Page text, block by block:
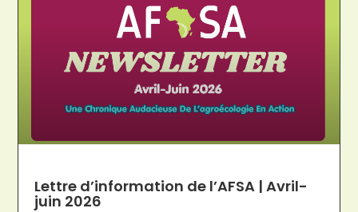
Lettre d’information de l’AFSA | Avril-
juin 2026